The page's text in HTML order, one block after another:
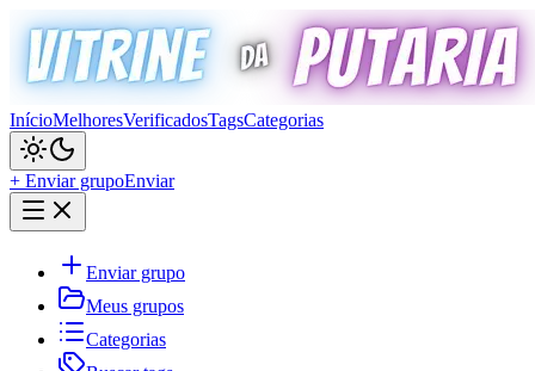
InícioMelhoresVerificadosTagsCategorias
+ Enviar grupoEnviar
Enviar grupo
Meus grupos
Categorias